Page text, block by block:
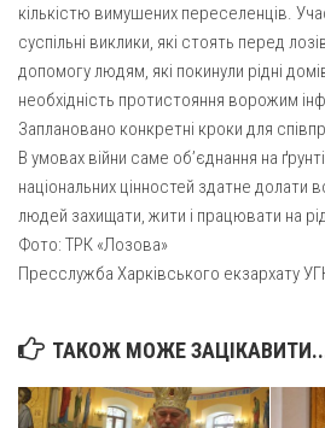
Комісії
Катехитична комісія
Комісія у справах молоді
Комісія у справах родини
Комісія з питань душпастирства
Спільноти
Квіти Слобожанщини
Полтавщина
Сумщина
кількістю вимушених переселенців.
суспільні виклики, які стоять перед
допомогу людям, які покинули рідні
необхідність протистояння ворожим
Заплановано конкретні кроки для
В умовах війни саме об’єднання на
національних цінностей здатне долати
людей захищати, жити і працювати на
Фото: ТРК «Лозова»
Пресслужба Харківського екзархату
ТАКОЖ МОЖЕ